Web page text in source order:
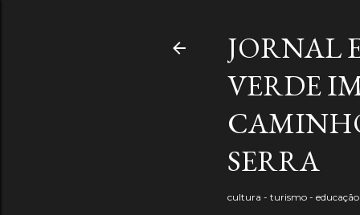
JORNAL
VERDE
SERRA
cultura - turismo -